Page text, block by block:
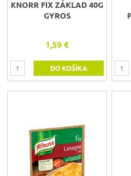
KNORR FIX ZÁKLAD 40G
GYROS
1,59 €
DO KOŠÍKA